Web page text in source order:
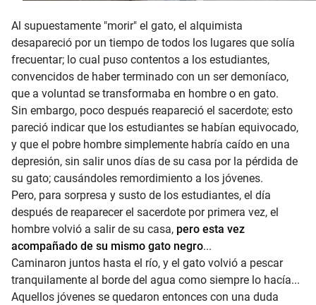
Al supuestamente "morir" el gato, el alquimista
desapareció por un tiempo de todos los lugares que solía
frecuentar; lo cual puso contentos a los estudiantes,
convencidos de haber terminado con un ser demoníaco,
que a voluntad se transformaba en hombre o en gato.
Sin embargo, poco después reapareció el sacerdote; esto
pareció indicar que los estudiantes se habían equivocado,
y que el pobre hombre simplemente habría caído en una
depresión, sin salir unos días de su casa por la pérdida de
su gato; causándoles remordimiento a los jóvenes.
Pero, para sorpresa y susto de los estudiantes, el día
después de reaparecer el sacerdote por primera vez, el
hombre volvió a salir de su casa, pero esta vez
acompañado de su mismo gato negro...
Caminaron juntos hasta el río, y el gato volvió a pescar
tranquilamente al borde del agua como siempre lo hacía...
Aquellos jóvenes se quedaron entonces con una duda